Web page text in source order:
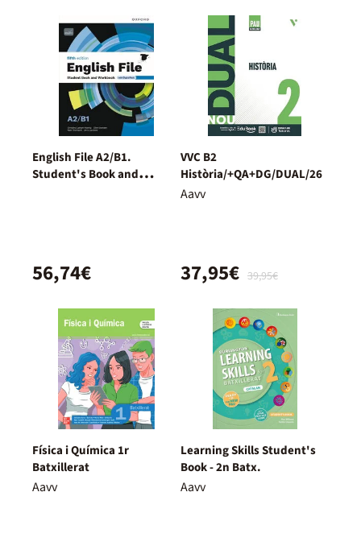
English File A2/B1.
Student's Book and
56,74€
VVC B2
Història/+QA+DG/DUAL/26
Aavv
39,95€
37,95€
Física i Química 1r
Batxillerat
Aavv
Learning Skills Student's
Book - 2n Batx.
Aavv